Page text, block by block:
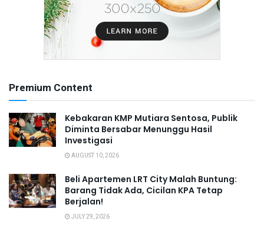
Premium Content
Kebakaran KMP Mutiara Sentosa, Publik
Diminta Bersabar Menunggu Hasil
Investigasi
AUGUST 10, 2026
Beli Apartemen LRT City Malah Buntung:
Barang Tidak Ada, Cicilan KPA Tetap
Berjalan!
JULY 29, 2026